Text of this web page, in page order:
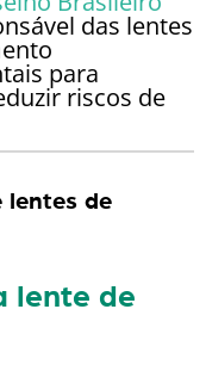
das lentes
para
riscos de
lentes de
lente de